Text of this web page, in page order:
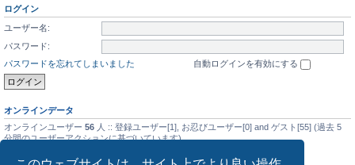
ログイン
ユーザー名:
パスワード:
パスワードを忘れてしまいました
自動ログインを有効にする
オンラインデータ
オンラインユーザー 56 人 :: 登録ユーザー[1], お忍びユーザー[0] and ゲスト[55] (過去 5
分間のユーザーアクションに基づいています)